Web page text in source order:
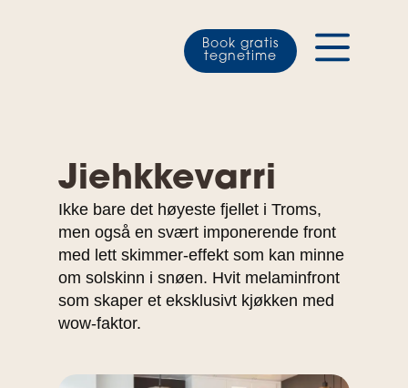
Book gratis
tegnetime
Jiehkkevarri
Ikke bare det høyeste fjellet i Troms,
men også en svært imponerende front
med lett skimmer-effekt som kan minne
om solskinn i snøen. Hvit melaminfront
som skaper et eksklusivt kjøkken med
wow-faktor.